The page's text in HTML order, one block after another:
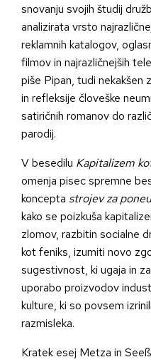
snovanju svojih študij
analizirata vrsto
reklamnih katalogov,
filmov in najrazličnejših
piše Pipan, tudi nekakšen
in refleksije človeške
satiričnih romanov do
parodij.
V besedilu Kapitalizem
omenja pisec spremne
koncepta strojev za
kako se poizkuša
zlomov, razbitin socialne
kot feniks, izumiti novo
sugestivnost, ki ugaja in
uporabo proizvodov
kulture, ki so povsem
razmisleka.
Kratek esej Metza in